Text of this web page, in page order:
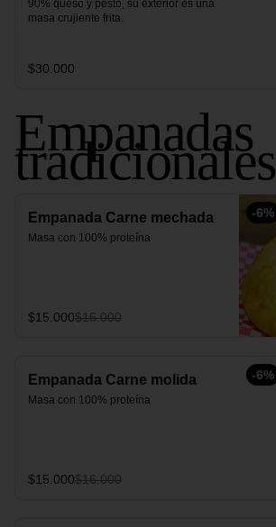
90% queso y pesto, su exterior es una
masa crujiente frita.
$30.000
Empanadas
tradicionales
-6%
Empanada Carne mechada
Masa con 100% proteína
$15.000$16.000
-6%
Empanada Carne molida
Masa con 100% proteína
$15.000$16.000